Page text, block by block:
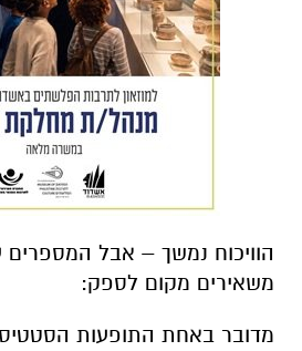
הוויכוח נמשך – אבל
משאירים מקום לספק:
מדובר באחת התופעות